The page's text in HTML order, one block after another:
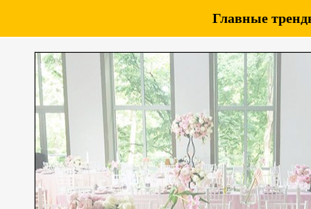
Главные